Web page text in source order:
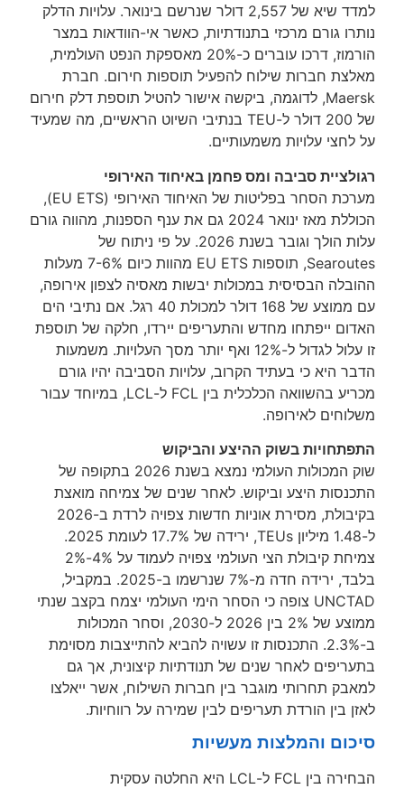
למדד שיא של 2,557 דולר שנרשם בינואר. עלויות הדלק
גורם מרכזי בתנודתיות, כאשר אי-הוודאות במצר
הורמוז, דרכו עוברים כ-20% מאספקת הנפט העולמית,
חברות שילוח להפעיל תוספות חירום. חברת
Maersk, לדוגמה, ביקשה אישור להטיל תוספת דלק חירום
של 200 דולר ל-TEU בנתיבי השיוט הראשיים, מה שמעיד
עלויות משמעותיים.
סביבה ומס פחמן באיחוד האירופי
מערכת הסחר בפליטות של האיחוד האירופי (EU ETS),
הכוללת מאז ינואר 2024 גם את ענף הספנות, מהווה גורם
עלות הולך וגובר בשנת 2026. על פי ניתוח של
Searoutes, תוספות EU ETS מהוות כיום 7-6% מעלות
הבסיסית במכולות יבשות מאסיה לצפון אירופה,
עם ממוצע של 168 דולר למכולת 40 רגל. אם נתיבי הים
ייפתחו מחדש והתעריפים יירדו, חלקה של תוספת
זו עלול לגדול ל-12% ואף יותר מסך העלויות. משמעות
היא כי בעתיד הקרוב, עלויות הסביבה יהיו גורם
מכריע בהשוואה הכלכלית בין FCL ל-LCL, במיוחד עבור
לאירופה.
בשוק ההיצע והביקוש
שוק המכולות העולמי נמצא בשנת 2026 בתקופה של
היצע וביקוש. לאחר שנים של צמיחה מואצת
בקיבולת, מסירת אוניות חדשות צפויה לרדת ב-2026
ל-1.48 מיליון TEUs, ירידה של 17.7% לעומת 2025.
צמיחת קיבולת הצי העולמי צפויה לעמוד על 4%-2%
בלבד, ירידה חדה מ-7% שנרשמו ב-2025. במקביל,
UNCTAD צופה כי הסחר הימי העולמי יצמח בקצב שנתי
ממוצע של 2% בין 2026 ל-2030, וסחר המכולות
ב-2.3%. התכנסות זו עשויה להביא להתייצבות מסוימת
לאחר שנים של תנודתיות קיצונית, אך גם
תחרותי מוגבר בין חברות השילוח, אשר ייאלצו
בין הורדת תעריפים לבין שמירה על רווחיות.
והמלצות מעשיות
הבחירה בין FCL ל-LCL היא החלטה עסקית